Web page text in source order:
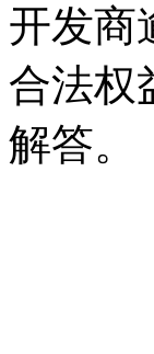
开发商
合法权
解答。